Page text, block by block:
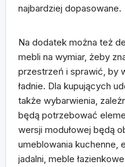
najbardziej dopasowane.
Na dodatek można też
mebli na wymiar, żeby
przestrzeń i sprawić, by
ładnie. Dla kupujących
także wybarwienia,
będą potrzebować
wersji modułowej będą
umeblowania kuchenne,
jadalni, meble